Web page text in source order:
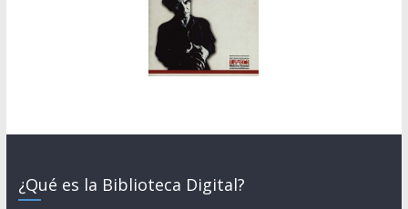
¿Qué es la Biblioteca Digital?